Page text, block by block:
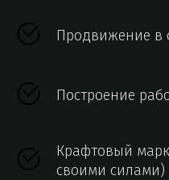
Продвижение в
Построение
Крафтовый
своими силами)